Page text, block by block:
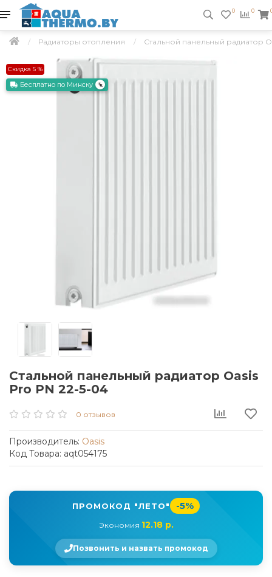
0 0
Радиаторы отопления Стальной панельный радиатор
Скидка 5 %
Бесплатно по Минску
Стальной панельный радиатор Oasis
Pro PN 22-5-04
0 отзывов
Производитель: Oasis
Код Товара: aqt054175
ПРОМОКОД "ЛЕТО" -5%
Экономия 12.18 р.
Позвонить и назвать промокод